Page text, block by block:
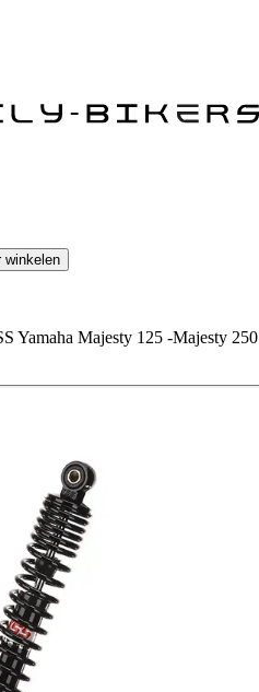
winkelen
Yamaha Majesty 125 -Majesty 250